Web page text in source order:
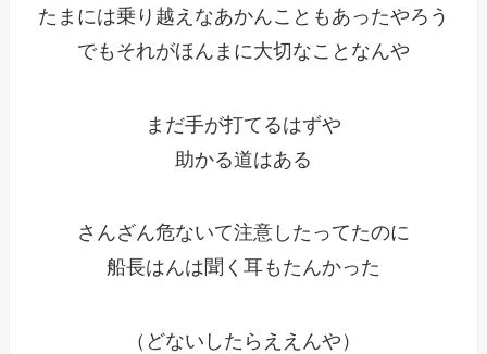
たまには乗り越えなあかんこともあったやろう
でもそれがほんまに大切なことなんや
まだ手が打てるはずや
助かる道はある
さんざん危ないて注意したってたのに
船長はんは聞く耳もたんかった
（どないしたらええんや）